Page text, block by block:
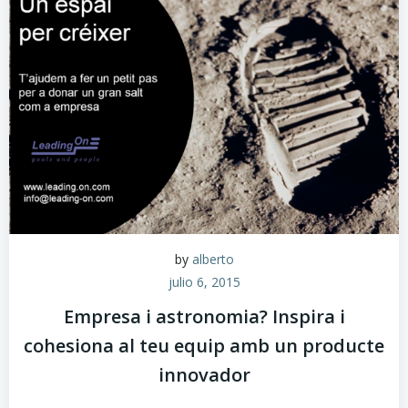
by alberto
julio 6, 2015
Empresa i astronomia? Inspira i
cohesiona al teu equip amb un producte
innovador